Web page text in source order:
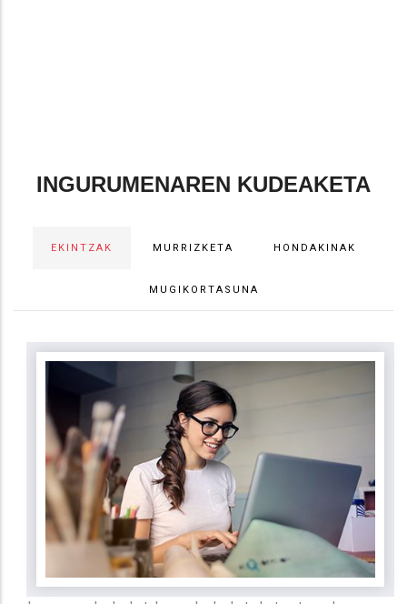
INGURUMENAREN KUDEAKETA
EKINTZAK MURRIZKETA HONDAKINAK
MUGIKORTASUNA